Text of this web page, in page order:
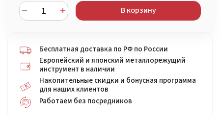
В корзину
Бесплатная доставка по РФ по России
Европейский и японский металлорежущий
инструмент в наличии
Накопительные скидки и бонусная программа
для наших клиентов
Работаем без посредников